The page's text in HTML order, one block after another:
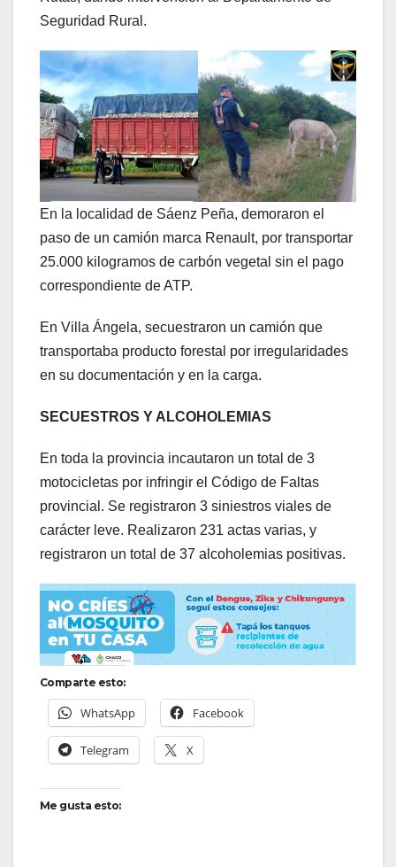
Seguridad Rural.
En la localidad de Sáenz Peña, demoraron el
paso de un camión marca Renault, por transportar
25.000 kilogramos de carbón vegetal sin el pago
correspondiente de ATP.
En Villa Ángela, secuestraron un camión que
transportaba producto forestal por irregularidades
en su documentación y en la carga.
SECUESTROS Y ALCOHOLEMIAS
En toda la provincia incautaron un total de 3
motocicletas por infringir el Código de Faltas
provincial. Se registraron 3 siniestros viales de
carácter leve. Realizaron 231 actas varias, y
registraron un total de 37 alcoholemias positivas.
Comparte esto:
WhatsApp Facebook
Telegram X
Me gusta esto: